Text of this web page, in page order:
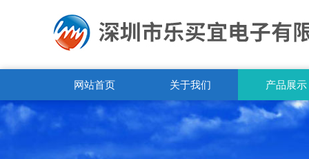
网站首页 关于我们 产品展示